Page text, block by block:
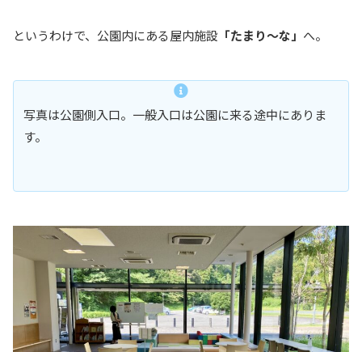
というわけで、公園内にある屋内施設 「たまり〜な」 へ。
写真は公園側入口。一般入口は公園に来る途中にありま
す。